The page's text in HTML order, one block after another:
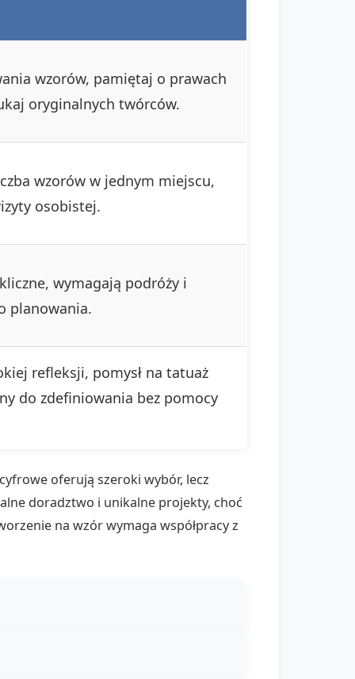
wzorów, pamiętaj o prawach
oryginalnych twórców.
wzorów w jednym miejscu,
osobistej.
wymagają podróży i
planowania.
refleksji, pomysł na tatuaż
do zdefiniowania bez pomocy
oferują szeroki wybór, lecz
doradztwo i unikalne projekty, choć
na wzór wymaga współpracy z